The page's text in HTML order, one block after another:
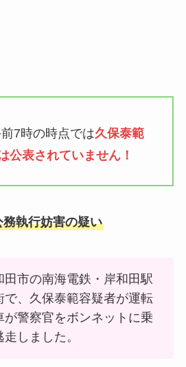
7時の時点では久保泰範
公表されていません！
執行妨害の疑い
田市の南海電鉄・岸和田駅
で、久保泰範容疑者が運転
が警察官をボンネットに乗
しました。